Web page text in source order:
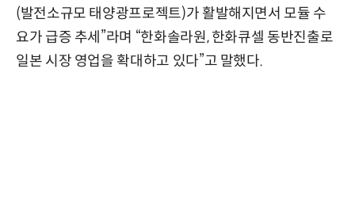
(발전소규모 태양광프로젝트)가 활발해지면서 모듈 수
요가 급증 추세”라며 “한화솔라원, 한화큐셀 동반진출로
일본 시장 영업을 확대하고 있다”고 말했다.